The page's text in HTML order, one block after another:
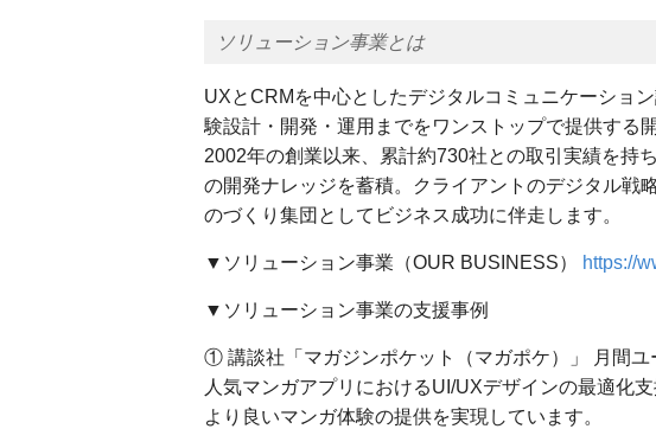
ソリューション事業とは
UXとCRMを中心としたデジタルコミュニケーショ
験設計・開発・運用までをワンストップで提供する
2002年の創業以来、累計約730社との取引実績を持
の開発ナレッジを蓄積。クライアントのデジタル戦
のづくり集団としてビジネス成功に伴走します。
▼ソリューション事業（OUR BUSINESS） https://
▼ソリューション事業の支援事例
① 講談社「マガジンポケット（マガポケ）」 月間
人気マンガアプリにおけるUI/UXデザインの最適化
より良いマンガ体験の提供を実現しています。